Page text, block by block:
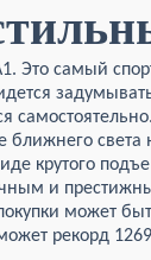
Это самый
ближнего
крутого
и
может
рекорд